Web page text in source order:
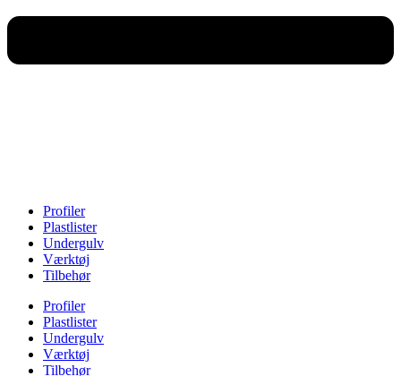
Profiler
Plastlister
Undergulv
Værktøj
Tilbehør
Profiler
Plastlister
Undergulv
Værktøj
Tilbehør